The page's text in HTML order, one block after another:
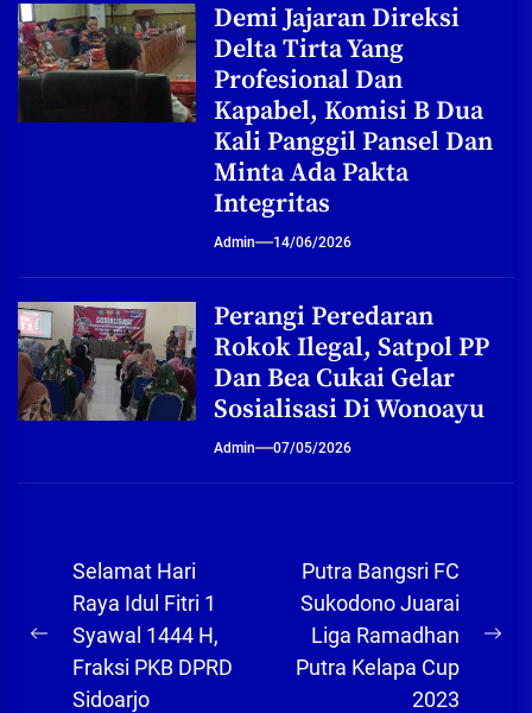
Demi Jajaran Direksi
Delta Tirta Yang
Profesional Dan
Kapabel, Komisi B Dua
Kali Panggil Pansel Dan
Minta Ada Pakta
Integritas
Admin 14/06/2026
Perangi Peredaran
Rokok Ilegal, Satpol PP
Dan Bea Cukai Gelar
Sosialisasi Di Wonoayu
Admin 07/05/2026
Navigasi
pos
Previous
post:
Selamat Hari
Raya Idul Fitri 1
Syawal 1444 H,
Fraksi PKB DPRD
Sidoarjo
Putra Bangsri FC
Sukodono Juarai
Liga Ramadhan
Putra Kelapa Cup
2023